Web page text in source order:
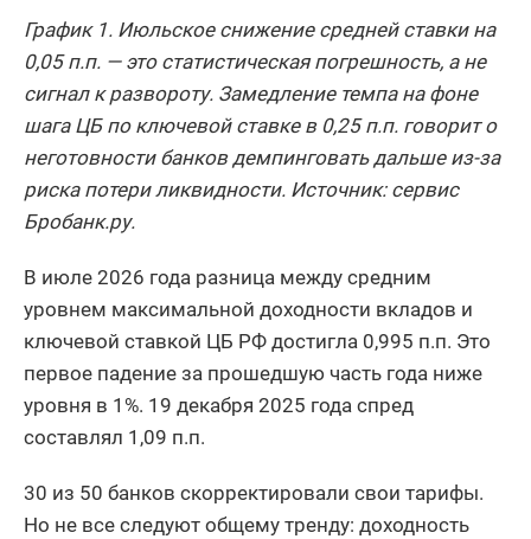
График 1. Июльское снижение средней ставки на
0,05 п.п. — это статистическая погрешность, а не
сигнал к развороту. Замедление темпа на фоне
шага ЦБ по ключевой ставке в 0,25 п.п. говорит о
неготовности банков демпинговать дальше из-за
риска потери ликвидности. Источник: сервис
Бробанк.ру.
В июле 2026 года разница между средним
уровнем максимальной доходности вкладов и
ключевой ставкой ЦБ РФ достигла 0,995 п.п. Это
первое падение за прошедшую часть года ниже
уровня в 1%. 19 декабря 2025 года спред
составлял 1,09 п.п.
30 из 50 банков скорректировали свои тарифы.
Но не все следуют общему тренду: доходность